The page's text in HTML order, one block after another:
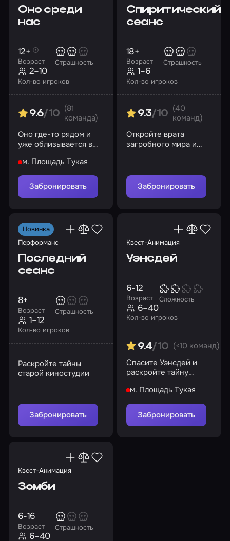
Оно среди
нас
Возраст
12+
Страшность
Кол-во игроков
2–10
9.6/10
(81
команда)
Оно где-то рядом и
уже облизывается в
Поиграем?
м. Площадь Тукая
Забронировать
Спиритический
сеанс
Возраст
18+
Страшность
Кол-во игроков
1–6
9.3/10
(40
команд)
Откройте врата
загробного мира и
Забронировать
Новинка
Перформанс
Последний
сеанс
Возраст
8+
Страшность
Кол-во игроков
1–12
Раскройте тайны
старой киностудии
Забронировать
Квест-Анимация
Уэнсдей
Возраст
6-12
Сложность
Кол-во игроков
6–40
9.4/10 (<10 команд)
Спасите Уэнсдей и
раскройте тайну
происшествий
м. Площадь Тукая
Забронировать
Квест-Анимация
Зомби
Возраст
6-16
Страшность
6–40